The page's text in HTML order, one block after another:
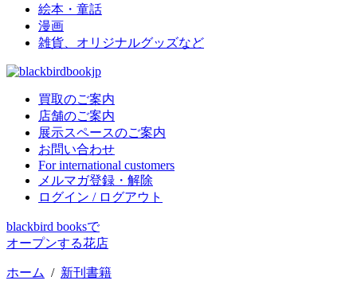
絵本・童話
漫画
雑貨、オリジナルグッズなど
買取のご案内
店舗のご案内
展示スペースのご案内
お問い合わせ
For international customers
メルマガ登録・解除
ログイン / ログアウト
blackbird booksで
オープンする花店
ホーム / 新刊書籍